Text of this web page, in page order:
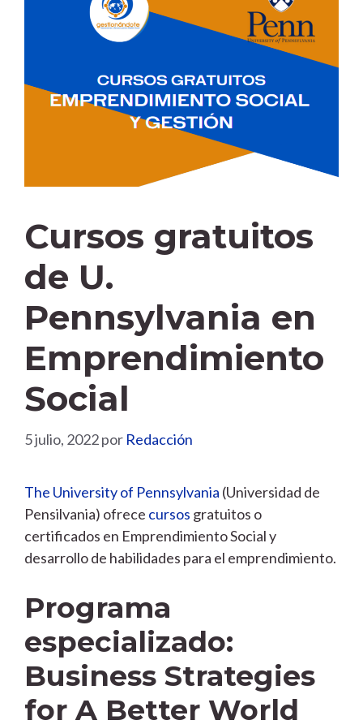
Cursos gratuitos
de U.
Pennsylvania en
Emprendimiento
Social
5 julio, 2022por Redacción
The University of Pennsylvania (Universidad de
Pensilvania) ofrece cursos gratuitos o
certificados en Emprendimiento Social y
desarrollo de habilidades para el emprendimiento.
Programa
especializado:
Business Strategies
for A Better World